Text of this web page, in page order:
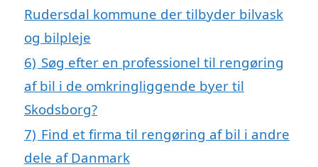
Rudersdal kommune der tilbyder bilvask
og bilpleje
6) Søg efter en professionel til rengøring
af bil i de omkringliggende byer til
Skodsborg?
7) Find et firma til rengøring af bil i andre
dele af Danmark